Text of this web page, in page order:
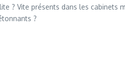
? Vite présents dans les cabinets
?